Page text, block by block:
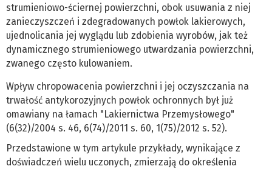
strumieniowo-ściernej powierzchni, obok usuwania z niej
zanieczyszczeń i zdegradowanych powłok lakierowych,
ujednolicania jej wyglądu lub zdobienia wyrobów, jak też
dynamicznego strumieniowego utwardzania powierzchni,
zwanego często kulowaniem.
Wpływ chropowacenia powierzchni i jej oczyszczania na
trwałość antykorozyjnych powłok ochronnych był już
omawiany na łamach "Lakiernictwa Przemysłowego"
(6(32)/2004 s. 46, 6(74)/2011 s. 60, 1(75)/2012 s. 52).
Przedstawione w tym artykule przykłady, wynikające z
doświadczeń wielu uczonych, zmierzają do określenia